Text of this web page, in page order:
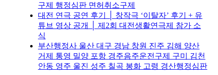
구제 행정심판 면허취소구제
대전 연극 공연 후기 │ 창작극 ‘이탈자’ 후기 + 유
튜브 영상 공개 │ 제2회 대전생활연극제 참가 소
식
부산행정사 울산 대구 경남 창원 진주 김해 양산
거제 통영 밀양 포항 경주음주운전구제 구미 김천
안동 영주 울진 성주 칠곡 봉화 고령 경산행정심판